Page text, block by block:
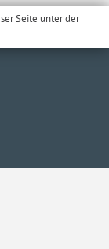
Seite unter der